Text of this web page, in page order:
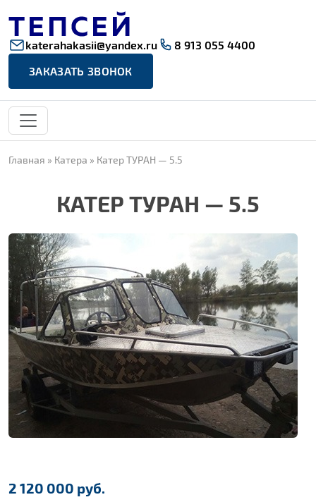
katerahakasii@yandex.ru
8 913 055 4400
ЗАКАЗАТЬ ЗВОНОК
Главная » Катера » Катер ТУРАН — 5.5
КАТЕР ТУРАН — 5.5
2 120 000 руб.